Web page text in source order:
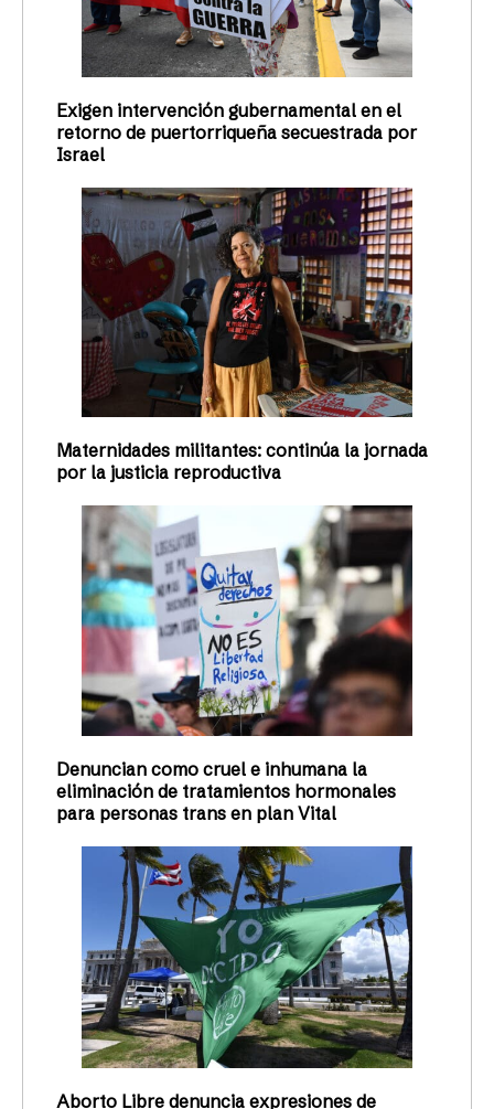
Exigen intervención gubernamental en el
retorno de puertorriqueña secuestrada por
Israel
Maternidades militantes: continúa la jornada
por la justicia reproductiva
Denuncian como cruel e inhumana la
eliminación de tratamientos hormonales
para personas trans en plan Vital
Aborto Libre denuncia expresiones de